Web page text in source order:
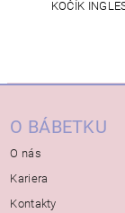
KOČÍK
O BÁBETKU
O nás
Kariera
Kontakty